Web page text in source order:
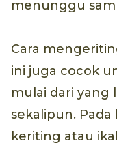
menunggu
Cara
ini juga cocok
mulai dari yang
sekalipun.
keriting atau